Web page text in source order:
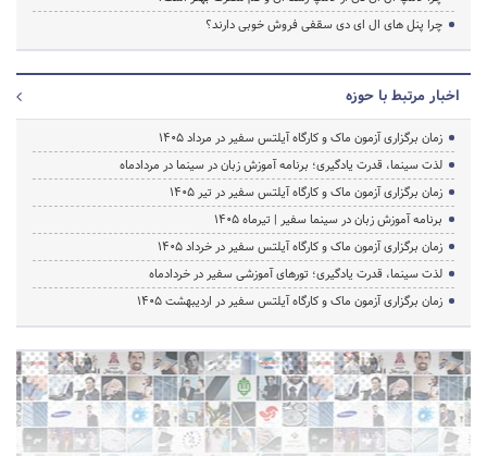
چرا پنل های ال ای دی سقفی فروش خوبی دارند؟
اخبار مرتبط با حوزه
زمان برگزاری آزمون ماک و کارگاه آیلتس سفیر در مرداد 1405
لذت سینما، قدرت یادگیری؛ برنامه آموزش زبان در سینما در مردادماه
زمان برگزاری آزمون ماک و کارگاه آیلتس سفیر در تیر 1405
برنامه آموزش زبان در سینما سفیر | تیرماه ۱۴۰۵
زمان برگزاری آزمون ماک و کارگاه آیلتس سفیر در خرداد 1405
لذت سینما، قدرت یادگیری؛ تورهای آموزشی سفیر در خردادماه
زمان برگزاری آزمون ماک و کارگاه آیلتس سفیر در اردیبهشت 1405